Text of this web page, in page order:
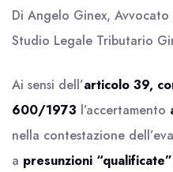
Di Angelo Ginex,
Studio Legale Tributario
Ai sensi dell’articolo 39,
600/1973 l’accertamento
nella contestazione
a presunzioni “qualificate”